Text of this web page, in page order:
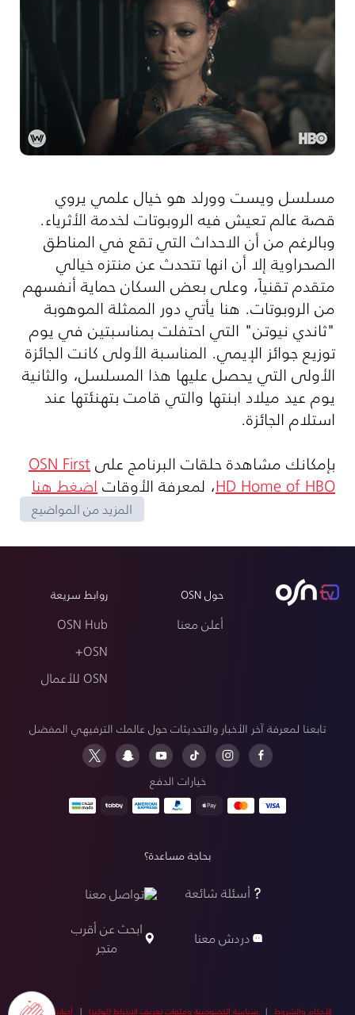
مسلسل ويست وورلد هو خيال علمي يروي
قصة عالم تعيش فيه الروبوتات لخدمة الأثرياء.
وبالرغم من أن الاحداث التي تقع في المناطق
الصحراوية إلا أن انها تتحدث عن منتزه خيالي
متقدم تقنياً، وعلى بعض السكان حماية أنفسهم
من الروبوتات. هنا يأتي دور الممثلة الموهوبة
"ثاندي نيوتن" التي احتفلت بمناسبتين في يوم
توزيع جوائز الإيمي. المناسبة الأولى كانت الجائزة
الأولى التي يحصل عليها هذا المسلسل، والثانية
يوم عيد ميلاد ابنتها والتي قامت بتهنئتها عند
استلام الجائزة.
بإمكانك مشاهدة حلقات البرنامج علىOSN First
HD Home of HBO، لمعرفة الأوقاتاضغط هنا
المزيد من المواضيع
حول OSN
أعلن معنا
روابط سريعة
OSN Hub
OSN+
OSN للأعمال
تابعنا لمعرفة آخر الأخبار والتحديثات حول عالمك الترفيهي المفضل
خيارات الدفع
بحاجة مساعدة؟
أسئلة شائعة
تواصل معنا
دردش معنا
ابحث عن أقرب
متجر
الأحكام والشروط | سياسة الخصوصية وملفات تعريف الارتباط (كوكيز) | أخبارنا|أخبار